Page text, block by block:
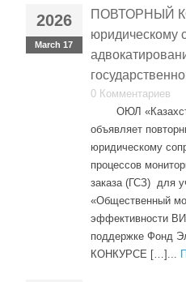
2026
March 17
ПОВТОРНЫЙ
юридическому
0 Комментариев
ОЮЛ
объявляет
юридическому
процессов
заказа (ГСЗ) для
«Общественный
эффективности
поддержке Фонд
КОНКУРСЕ […]...